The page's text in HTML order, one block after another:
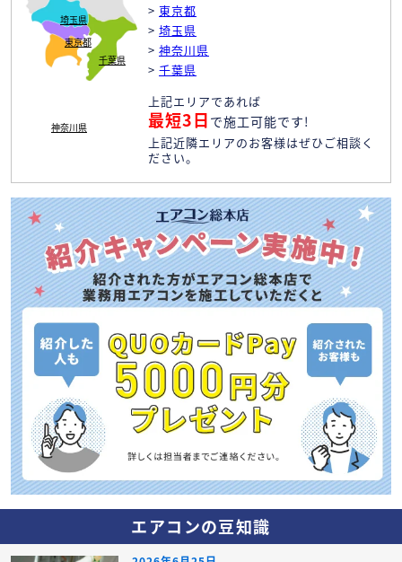
東京都
埼玉県
神奈川県
千葉県
> 東京都
> 埼玉県
> 神奈川県
> 千葉県
上記エリアであれば
最短3日 で施工可能です!
上記近隣エリアのお客様はぜひご相談く
ださい。
エアコンの豆知識